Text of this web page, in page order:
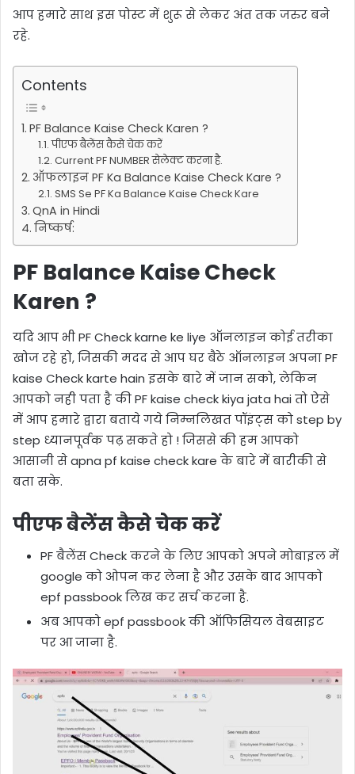
आप हमारे साथ इस पोस्ट में शुरू से लेकर अंत तक जरुर बने
रहे.
Contents
PF Balance Kaise Check Karen ?
पीएफ बैलेंस कैसे चेक करें
Current PF NUMBER सेलेक्ट करना है.
ऑफलाइन PF Ka Balance Kaise Check Kare ?
SMS Se PF Ka Balance Kaise Check Kare
QnA in Hindi
निष्कर्ष:
PF Balance Kaise Check
Karen ?
यदि आप भी PF Check karne ke liye ऑनलाइन कोई तरीका
खोज रहे हो, जिसकी मदद से आप घर बैठे ऑनलाइन अपना PF
kaise Check karte hain इसके बारे में जान सको, लेकिन
आपको नही पता है की PF kaise check kiya jata hai तो ऐसे
में आप हमारे द्वारा बताये गये निम्नलिखत पॉइंट्स को step by
step ध्यानपूर्वक पढ़ सकते हो ! जिससे की हम आपको
आसानी से apna pf kaise check kare के बारे में बारीकी से
बता सके.
पीएफ बैलेंस कैसे चेक करें
PF बैलेंस Check करने के लिए आपको अपने मोबाइल में
google को ओपन कर लेना है और उसके बाद आपको
epf passbook लिख कर सर्च करना है.
अब आपको epf passbook की ऑफिसियल वेबसाइट
पर आ जाना है.